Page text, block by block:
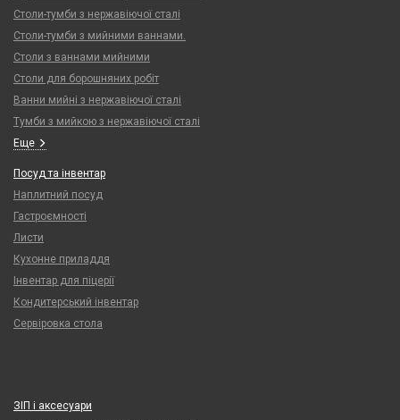
Столи-тумби з нержавіючої сталі
Столи-тумби з мийними ваннами.
Столи з ваннами мийними
Столи для борошняних робіт
Ванни мийні з нержавіючої сталі
Тумби з мийкою з нержавіючої сталі
Еще
Посуд та інвентар
Наплитний посуд
Гастроємності
Листи
Кухонне приладдя
Інвентар для піцерії
Кондитерський інвентар
Сервіровка стола
ЗІП і аксесуари